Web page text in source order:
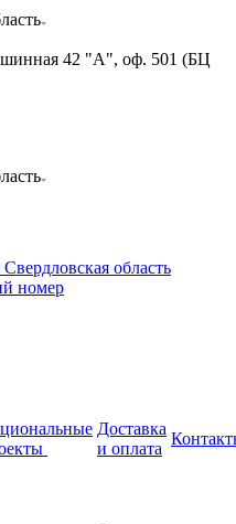
42 "А", оф. 501 (БЦ
область
номер
Доставка
и оплата